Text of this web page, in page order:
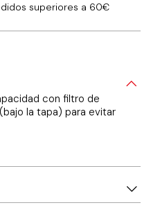
superiores a 60€
con filtro de
la tapa) para evitar